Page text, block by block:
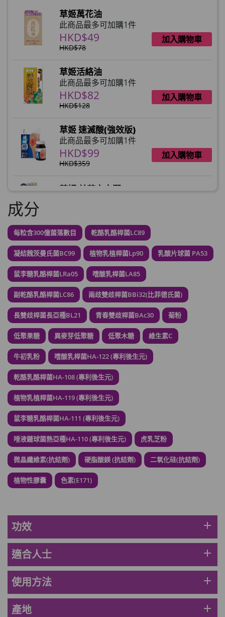
草姬萬花油
此商品最多可加購1件
HKD$49
HKD$78
加入購物車
草姬活絡油
此商品最多可加購1件
HKD$82
HKD$128
加入購物車
草姬 速滅酸(強效版)
此商品最多可加購1件
HKD$99
HKD$359
加入購物車
草姬 益菌之白潤
草姬 調經緊緻寶(27年2月到期)
此商品最多可加購1件
HKD$169
HKD$369
加入購物車
男補精力丸5:1 (到期日2028年1月)
此商品最多可加購1件
HKD$169
HKD$449
加入購物車
理膚泉 無香大哥大防曬 50ml (2027年4
月)
此商品最多可加購1件
HKD$88
HKD$145
Round Lab 白樺樹水份防曬霜 50ml
(到期日2027年2月)
此商品最多可加購1件
HKD$85
HKD$145
加入購物車
成分
每粒含300億菌落數目 乾酪乳酪桿菌LC89
凝結魏茨曼氏菌BC99 植物乳植桿菌Lp90 乳酸片球菌 PA53
鼠李糖乳酪桿菌LRa05 嗜酸乳桿菌LA85
副乾酪乳酪桿菌LC86 兩歧雙歧桿菌BBi32(比菲德氏菌)
長雙歧桿菌長亞種BL21 青春雙歧桿菌BAc30 菊粉
低聚果糖 異麥芽低聚糖 低聚木糖 維生素C
牛初乳粉 嗜酸乳桿菌HA-122 (專利後生元)
乾酪乳酪桿菌HA-108 (專利後生元)
植物乳植桿菌HA-119 (專利後生元)
鼠李糖乳酪桿菌HA-111 (專利後生元)
唾液鏈球菌熱亞種HA-110 (專利後生元) 虎乳芝粉
微晶纖維素(抗結劑) 硬脂酸鎂 (抗結劑) 二氧化硅(抗結劑)
植物性膠囊 色素(E171)
功效 add
適合人士 add
使用方法 add
產地 add